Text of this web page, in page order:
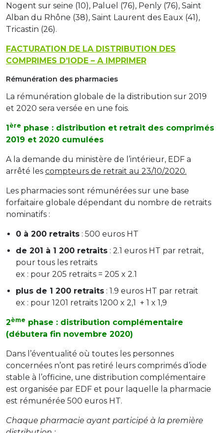
Nogent sur seine (10), Paluel (76), Penly (76), Saint
Alban du Rhône (38), Saint Laurent des Eaux (41),
Tricastin (26).
FACTURATION DE LA DISTRIBUTION DES
COMPRIMES D’IODE – A IMPRIMER
Rémunération des pharmacies
La rémunération globale de la distribution sur 2019
et 2020 sera versée en une fois.
1ère phase : distribution et retrait des comprimés
2019 et 2020 cumulées
A la demande du ministère de l’intérieur, EDF a
arrêté les compteurs de retrait au 23/10/2020.
Les pharmacies sont rémunérées sur une base
forfaitaire globale dépendant du nombre de retraits
nominatifs :
0 à 200 retraits : 500 euros HT
de 201 à 1 200 retraits : 2.1 euros HT par retrait,
pour tous les retraits
ex : pour 205 retraits = 205 x 2.1
plus de 1 200 retraits : 1.9 euros HT par retrait
ex : pour 1201 retraits 1200 x 2,1 + 1 x 1,9
2ème phase : distribution complémentaire
(débutera fin novembre 2020)
Dans l’éventualité où toutes les personnes
concernées n’ont pas retiré leurs comprimés d’iode
stable à l’officine, une distribution complémentaire
est organisée par EDF et pour laquelle la pharmacie
est rémunérée 500 euros HT.
Chaque pharmacie ayant participé à la première